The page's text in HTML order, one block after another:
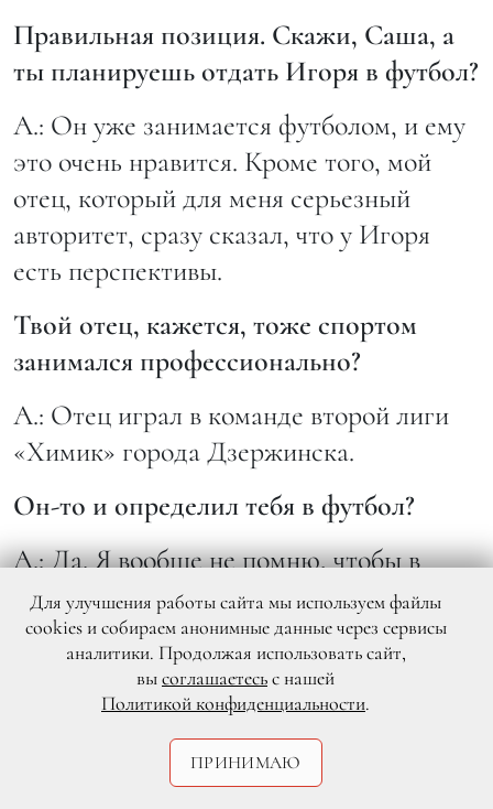
Правильная позиция. Скажи, Саша, а
ты планируешь отдать Игоря в футбол?
А.: Он уже занимается футболом, и ему
это очень нравится. Кроме того, мой
отец, который для меня серьезный
авторитет, сразу сказал, что у Игоря
есть перспективы.
Твой отец, кажется, тоже спортом
занимался профессионально?
А.: Отец играл в команде второй лиги
«Химик» города Дзержинска.
Он-то и определил тебя в футбол?
А.: Да. Я вообще не помню, чтобы в
детстве хотел чем-то заниматься, кроме
футбола.
Интересно, когда ты с детства четко
знаешь, чему посвятить жизнь, это
способствует раннему взрослению?
Для улучшения работы сайта мы используем файлы
cookies и собираем анонимные данные через сервисы
аналитики. Продолжая использовать сайт,
высоглашаетесьс нашей
Политикой конфиденциальности.
ПРИНИМАЮ